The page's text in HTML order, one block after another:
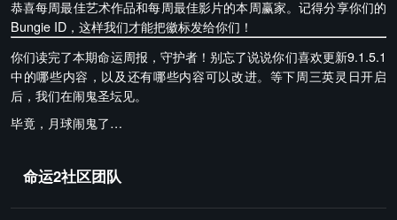
恭喜每周最佳艺术作品和每周最佳影片的本周赢家。记得分享你们的
Bungie ID，这样我们才能把徽标发给你们！
你们读完了本期命运周报，守护者！别忘了说说你们喜欢更新9.1.5.1
中的哪些内容，以及还有哪些内容可以改进。等下周三英灵日开启
后，我们在闹鬼圣坛见。
毕竟，月球闹鬼了…
命运2社区团队